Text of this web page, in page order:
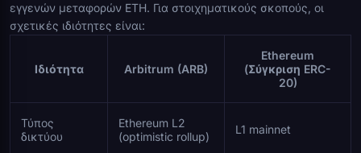
εγγενών μεταφορών ETH. Για στοιχηματικούς σκοπούς, οι
σχετικές ιδιότητες είναι:
Ιδιότητα Arbitrum (ARB)
Ethereum
(Σύγκριση ERC-
20)
Τύπος
δικτύου
Ethereum L2
(optimistic rollup)
L1 mainnet